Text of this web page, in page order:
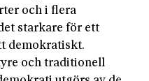
och i flera
starkare för ett
demokratiskt.
och traditionell